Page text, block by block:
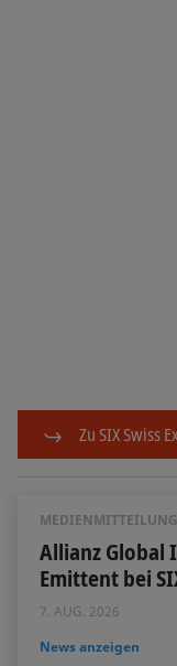
Zu SIX Swiss
Allianz Global
Emittent bei
7. AUG. 2026
News anzeigen